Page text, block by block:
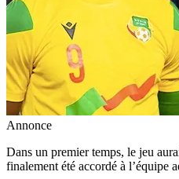
Annonce
Dans un premier temps, le jeu
finalement été accordé à l’équipe